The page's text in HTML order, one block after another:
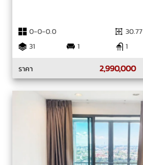
0-0-0.0
30.77
31
1 1
ราคา
2,990,000